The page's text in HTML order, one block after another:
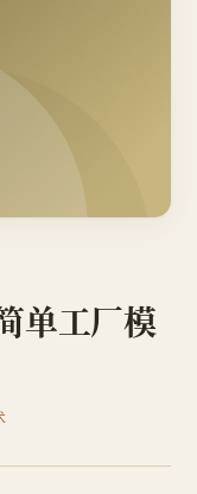
单工厂模